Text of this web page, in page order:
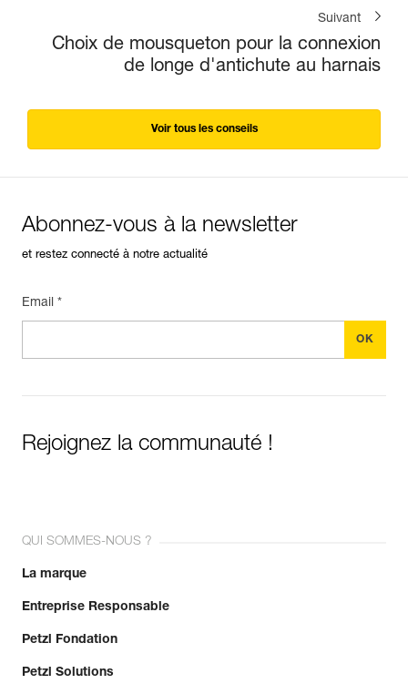
Suivant
Choix de mousqueton pour la connexion
de longe d'antichute au harnais
Voir tous les conseils
Abonnez-vous à la newsletter
et restez connecté à notre actualité
Email *
Rejoignez la communauté !
QUI SOMMES-NOUS ?
La marque
Entreprise Responsable
Petzl Fondation
Petzl Solutions